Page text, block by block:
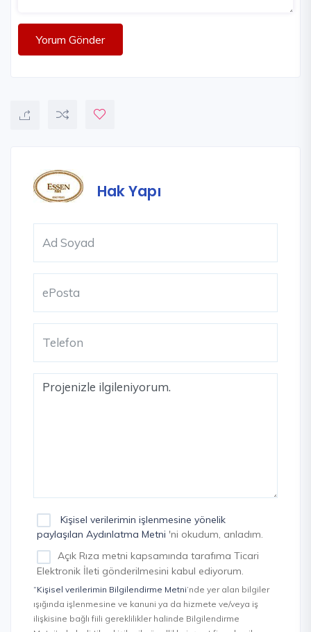
Yorum Gönder
Hak Yapı
Kişisel verilerimin işlenmesine yönelik
paylaşılan Aydınlatma Metni 'ni okudum, anladım.
Açık Rıza metni kapsamında tarafıma Ticari
Elektronik İleti gönderilmesini kabul ediyorum.
“Kişisel verilerimin Bilgilendirme Metni’nde yer alan bilgiler
ışığında işlenmesine ve kanuni ya da hizmete ve/veya iş
ilişkisine bağlı fiili gereklilikler halinde Bilgilendirme